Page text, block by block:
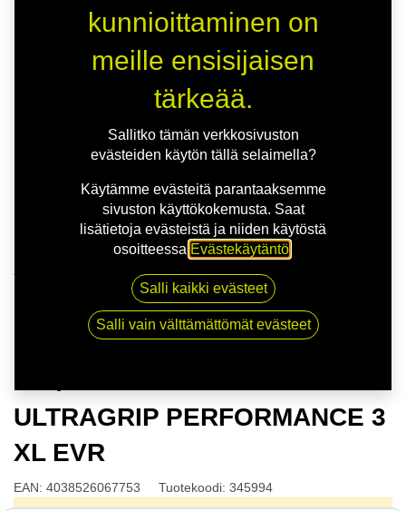
175/65R14 86T GOODYEAR ULTRAGRIP
PERFORMANCE 3 XL EVR
ULTRAGRIP PERFORMANCE 3
XL EVR
EAN: 4038526067753 Tuotekoodi: 345994
kunnioittaminen on
meille ensisijaisen
tärkeää.
Sallitko tämän verkkosivuston
evästeiden käytön tällä selaimella?
Käytämme evästeitä parantaaksemme
sivuston käyttökokemusta. Saat
lisätietoja evästeistä ja niiden käytöstä
osoitteessa Evästekäytäntö
Salli kaikki evästeet
Salli vain välttämättömät evästeet